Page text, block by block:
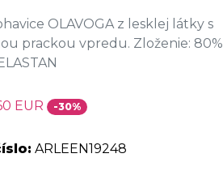
OLAVOGA z lesklej látky s
prackou vpredu. Zloženie: 80%
EUR -30%
ARLEEN19248